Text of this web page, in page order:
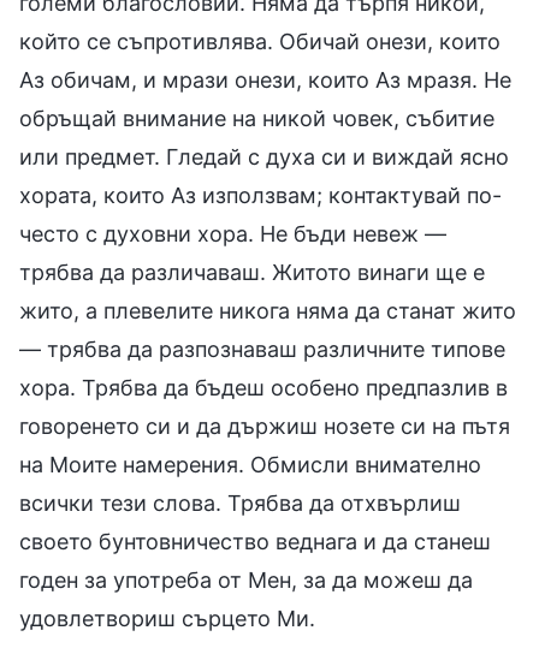
който се съпротивлява. Обичай онези, които
Аз обичам, и мрази онези, които Аз мразя. Не
обръщай внимание на никой човек, събитие
или предмет. Гледай с духа си и виждай ясно
хората, които Аз използвам; контактувай по-
често с духовни хора. Не бъди невеж —
трябва да различаваш. Житото винаги ще е
жито, а плевелите никога няма да станат жито
— трябва да разпознаваш различните типове
хора. Трябва да бъдеш особено предпазлив в
говоренето си и да държиш нозете си на пътя
на Моите намерения. Обмисли внимателно
всички тези слова. Трябва да отхвърлиш
своето бунтовничество веднага и да станеш
годен за употреба от Мен, за да можеш да
удовлетвориш сърцето Ми.